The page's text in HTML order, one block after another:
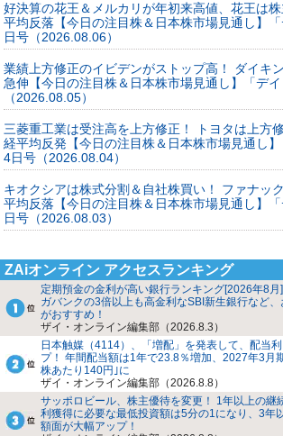
好決算の花王＆メルカリが年初来高値、花王は
平均反落【今日の注目株＆日本株市場見通し】
日号（2026.08.06）
業績上方修正のイビデンがストップ高！ ダイキ
急伸【今日の注目株＆日本株市場見通し】「デ
（2026.08.05）
三菱重工業は受注高を上方修正！ トヨタは上方
経平均反発【今日の注目株＆日本株市場見通し
4日号（2026.08.04）
キオクシアは株式分割＆自社株買い！ ファナッ
平均反落【今日の注目株＆日本株市場見通し】
日号（2026.08.03）
ZAiオンライン アクセスランキング
定期預金の金利が高い銀行ランキング[2026年8月
ガバンクの3倍以上も高金利なSBI新生銀行など
がおすすめ！
ザイ・オンライン編集部（2026.8.3）
日本触媒（4114）、「増配」を発表して、配当
プ！ 年間配当額は1年で23.8％増加、2027年3月
株あたり140円｣に
ザイ・オンライン編集部（2026.8.8）
サッポロビール、株主優待を変更！ 1年以上の継
利獲得に必要な最低投資額は5分の1になり、3年
額面が大幅アップ！